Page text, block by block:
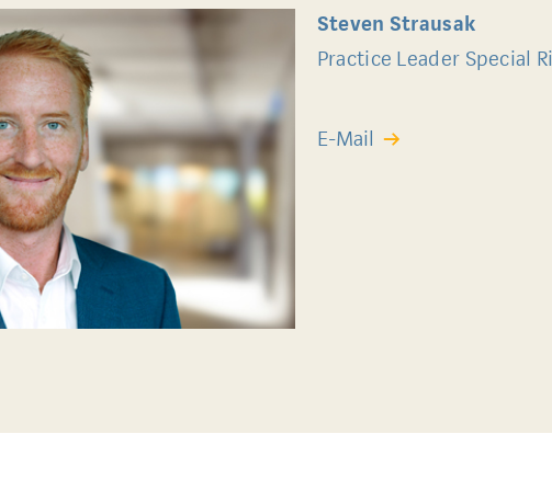
Steven Strausak
Practice Leader Special
E-Mail